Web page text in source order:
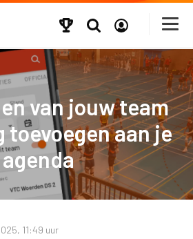
van jouw team
toevoegen aan je
agenda
11:49 uur